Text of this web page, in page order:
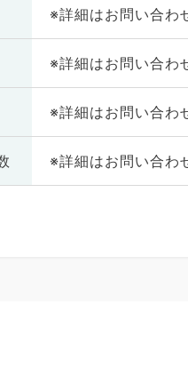
※詳細はお問い合わ
※詳細はお問い合わ
※詳細はお問い合わ
※詳細はお問い合わ